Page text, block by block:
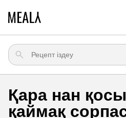
Қара нан
қаймақ